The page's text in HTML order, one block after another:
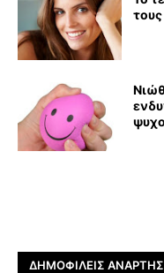
ΔΗΜΟΦΙΛΕΊΣ